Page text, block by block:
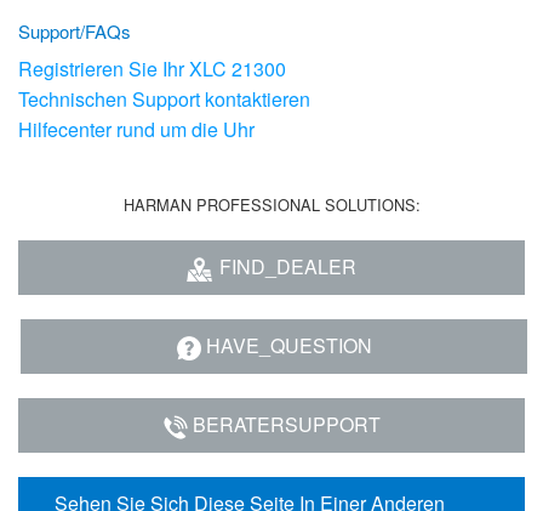
Support/FAQs
Registrieren Sie Ihr XLC 21300
Technischen Support kontaktieren
Hilfecenter rund um die Uhr
HARMAN PROFESSIONAL SOLUTIONS:
FIND_DEALER
HAVE_QUESTION
BERATERSUPPORT
Sehen Sie Sich Diese Seite In Einer Anderen